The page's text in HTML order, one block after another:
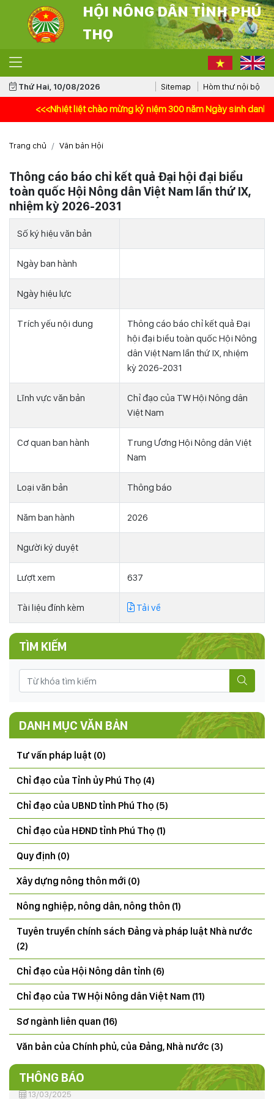
HỘI NÔNG DÂN TỈNH PHÚ
THỌ
Thứ Hai, 10/08/2026 Sitemap Hòm thư nội bộ
<<<Nhiệt liệt chào mừng kỷ niệm 300 năm Ngày sinh danh
Trang chủ Văn bản Hội
Thông cáo báo chỉ kết quả Đại hội đại biểu
toàn quốc Hội Nông dân Việt Nam lần thứ IX,
nhiệm kỳ 2026-2031
Số ký hiệu văn bản
Ngày ban hành
Ngày hiệu lực
Trích yếu nội dung
Thông cáo báo chỉ kết quả Đại
hội đại biểu toàn quốc Hội Nông
dân Việt Nam lần thứ IX, nhiệm
kỳ 2026-2031
Lĩnh vực văn bản
Chỉ đạo của TW Hội Nông dân
Việt Nam
Cơ quan ban hành
Trung Ương Hội Nông dân Việt
Nam
Loại văn bản Thông báo
Năm ban hành 2026
Người ký duyệt
Lượt xem 637
Tài liệu đính kèm Tải về
TÌM KIẾM
DANH MỤC VĂN BẢN
Tư vấn pháp luật (0)
Chỉ đạo của Tỉnh ủy Phú Thọ (4)
Chỉ đạo của UBND tỉnh Phú Thọ (5)
Chỉ đạo của HĐND tỉnh Phú Thọ (1)
Quy định (0)
Xây dựng nông thôn mới (0)
Nông nghiệp, nông dân, nông thôn (1)
Tuyên truyền chính sách Đảng và pháp luật Nhà nước
(2)
Chỉ đạo của Hội Nông dân tỉnh (6)
Chỉ đạo của TW Hội Nông dân Việt Nam (11)
Sơ ngành liên quan (16)
Văn bản của Chính phủ, của Đảng, Nhà nước (3)
THÔNG BÁO
THÔNG BÁO Kết quả tổng điều tra tình hình sinh vật
gây hại (SVGH) đầu vụ, dự báo SVGH trên cây lúa vụ
Mùa 2026
22/07/2026
CÔNG ĐIỆN V/v đảm bảo an toàn hạ du khi xả lũ hồ
thủy điện Hòa Bình
18/07/2025
50 năm ngày giải phóng miền Nam, thống nhất đất
nước (30/4/1975-30/4/2025)
13/03/2025